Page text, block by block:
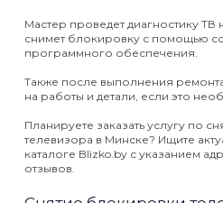
Мастер проведет диагностику ТВ
снимет блокировку с помощью
программного обеспечения.
Также после выполнения
на работы и детали, если это
Планируете заказать услугу по
телевизора в Минске? Ищите
каталоге Blizko.by с указанием
отзывов.